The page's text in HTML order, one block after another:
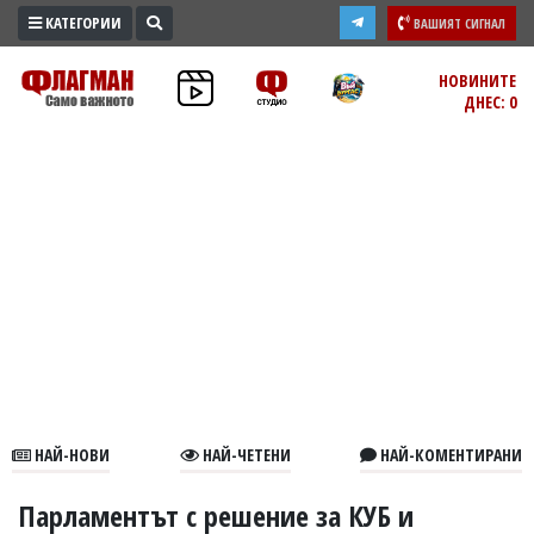
ПРОМО
ЗОНА
В
КАТЕГОРИИ ВАШИЯТ СИГНАЛ
НОВИНИТЕ
ДНЕС: 0
НАЙ-НОВИ НАЙ-ЧЕТЕНИ НАЙ-КОМЕНТИРАНИ
Парламентът с решение за КУБ и